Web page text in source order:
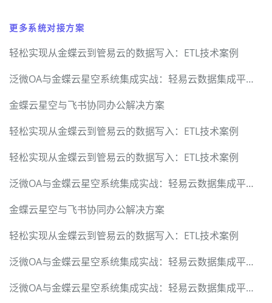
更多系统对接方案
轻松实现从金蝶云到管易云的数据写入：ETL技术案例
泛微OA与金蝶云星空系统集成实战：轻易云数据集成平台的技术突破
金蝶云星空与飞书协同办公解决方案
轻松实现从金蝶云到管易云的数据写入：ETL技术案例
轻松实现从金蝶云到管易云的数据写入：ETL技术案例
泛微OA与金蝶云星空系统集成实战：轻易云数据集成平台的技术突破
金蝶云星空与飞书协同办公解决方案
轻松实现从金蝶云到管易云的数据写入：ETL技术案例
泛微OA与金蝶云星空系统集成实战：轻易云数据集成平台的技术突破
泛微OA与金蝶云星空系统集成实战：轻易云数据集成平台的技术突破